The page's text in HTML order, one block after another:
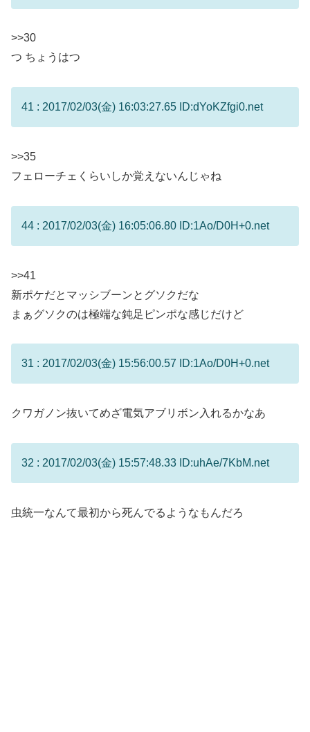
>>30
つ ちょうはつ
41 : 2017/02/03(金) 16:03:27.65 ID:dYoKZfgi0.net
>>35
フェローチェくらいしか覚えないんじゃね
44 : 2017/02/03(金) 16:05:06.80 ID:1Ao/D0H+0.net
>>41
新ポケだとマッシブーンとグソクだな
まぁグソクのは極端な鈍足ピンポな感じだけど
31 : 2017/02/03(金) 15:56:00.57 ID:1Ao/D0H+0.net
クワガノン抜いてめざ電気アブリボン入れるかなあ
32 : 2017/02/03(金) 15:57:48.33 ID:uhAe/7KbM.net
虫統一なんて最初から死んでるようなもんだろ